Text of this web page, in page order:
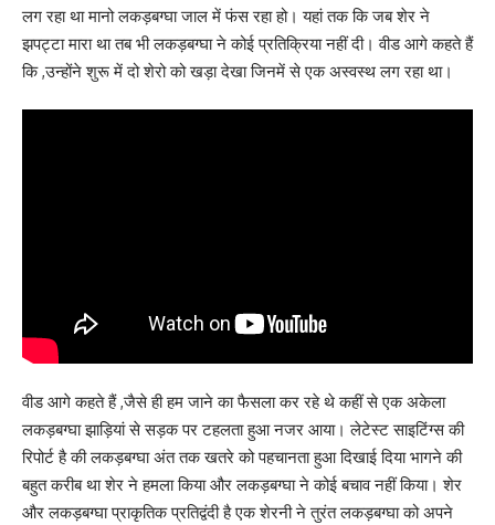
लग रहा था मानो लकड़बग्घा जाल में फंस रहा हो। यहां तक कि जब शेर ने
झपट्टा मारा था तब भी लकड़बग्घा ने कोई प्रतिक्रिया नहीं दी। वीड आगे कहते हैं
कि ,उन्होंने शुरू में दो शेरो को खड़ा देखा जिनमें से एक अस्वस्थ लग रहा था।
वीड आगे कहते हैं ,जैसे ही हम जाने का फैसला कर रहे थे कहीं से एक अकेला
लकड़बग्घा झाड़ियां से सड़क पर टहलता हुआ नजर आया। लेटेस्ट साइटिंग्स की
रिपोर्ट है की लकड़बग्घा अंत तक खतरे को पहचानता हुआ दिखाई दिया भागने की
बहुत करीब था शेर ने हमला किया और लकड़बग्घा ने कोई बचाव नहीं किया। शेर
और लकड़बग्घा प्राकृतिक प्रतिद्वंदी है एक शेरनी ने तुरंत लकड़बग्घा को अपने